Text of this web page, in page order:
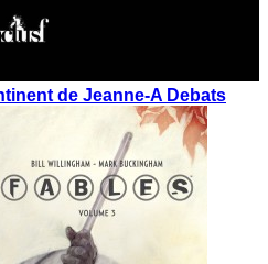
de Jeanne-A Debats